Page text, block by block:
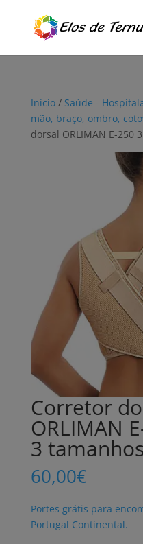
Início/ Saúde -
mão, braço, ombro,
dorsal ORLIMAN E-250
Corretor
ORLIMAN
3 tamanhos
60,00€
Portes grátis para
Portugal Continental.